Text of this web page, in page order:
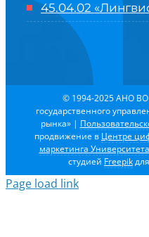
45.04.02
© 1994-2025 АНО ВО
государственного
рынка» |
продвижение в Центре
маркетинга
студией Freepik
Page load link